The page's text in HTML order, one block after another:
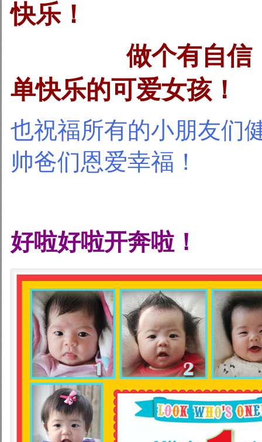
快乐！
做个有自信，
单快乐的可爱女孩！
也祝福所有的小朋友们
帅爸们恩爱幸福！
好啦好啦开奔啦！